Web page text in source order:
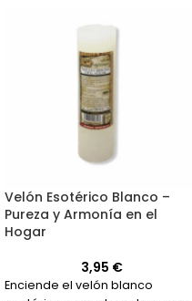
Velón Esotérico Blanco –
Pureza y Armonía en el
Hogar
3,95 €
Enciende el velón blanco